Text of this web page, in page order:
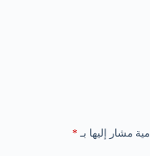
مشار إليها بـ *